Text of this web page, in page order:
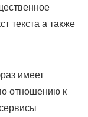
текста а также
имеет
отношению к